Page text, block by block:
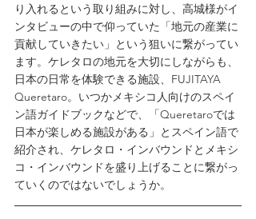
り入れるという取り組みに対し、高城様がイ
ンタビューの中で仰っていた「地元の産業に
貢献していきたい」という狙いに繋がってい
ます。ケレタロの地元を大切にしながらも、
日本の日常を体験できる施設、FUJITAYA
Queretaro。いつかメキシコ人向けのスペイ
ン語ガイドブックなどで、「Queretaroでは
日本が楽しめる施設がある」とスペイン語で
紹介され、ケレタロ・インバウンドとメキシ
コ・インバウンドを盛り上げることに繋がっ
ていくのではないでしょうか。